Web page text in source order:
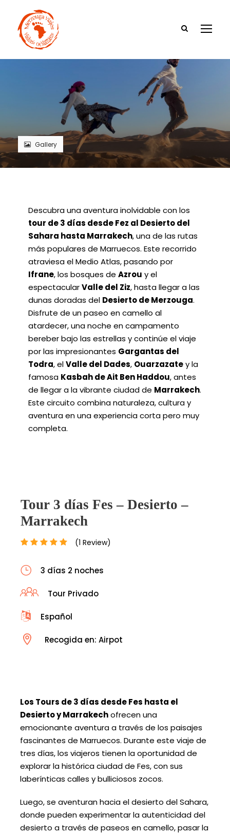
Gallery
Descubra una aventura inolvidable con los
tour de 3 días desde Fez al Desierto del
Sahara hasta Marrakech, una de las rutas
más populares de Marruecos. Este recorrido
atraviesa el Medio Atlas, pasando por
Ifrane, los bosques de Azrou y el
espectacularValle del Ziz, hasta llegar a las
dunas doradas del Desierto de Merzouga.
Disfrute de un paseo en camello al
atardecer, una noche en campamento
bereber bajo las estrellas y continúe el viaje
por las impresionantes Gargantas del
Todra, elValle del Dades, Ouarzazatey la
famosa Kasbah de Ait Ben Haddou, antes
de llegar a la vibrante ciudad de Marrakech.
Este circuito combina naturaleza, cultura y
aventura en una experiencia corta pero muy
completa.
Tour 3 días Fes – Desierto –
Marrakech
(1 Review)
3 días 2 noches
Tour Privado
Español
Recogida en: Airpot
Los Tours de 3 días desde Fes hasta el
Desierto y Marrakechofrecen una
emocionante aventura a través de los paisajes
fascinantes de Marruecos. Durante este viaje de
tres días, los viajeros tienen la oportunidad de
explorar la histórica ciudad de Fes, con sus
laberínticas calles y bulliciosos zocos.
Luego, se aventuran hacia el desierto del Sahara,
donde pueden experimentar la autenticidad del
desierto a través de paseos en camello, pasar la